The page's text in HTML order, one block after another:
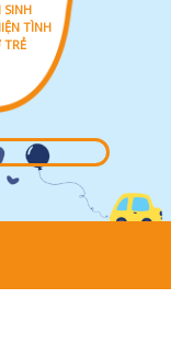
SINH
TÌNH